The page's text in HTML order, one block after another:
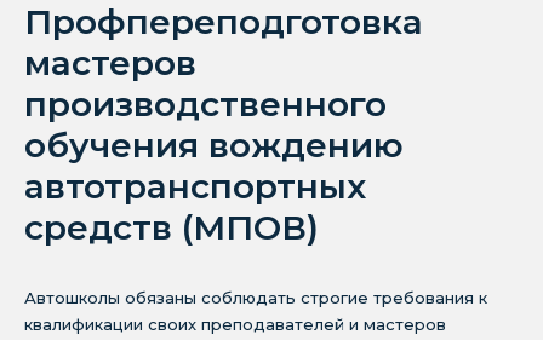
Профпереподготовка
мастеров
производственного
обучения вождению
автотранспортных
средств (МПОВ)
Автошколы обязаны соблюдать строгие требования к
квалификации своих преподавателей и мастеров